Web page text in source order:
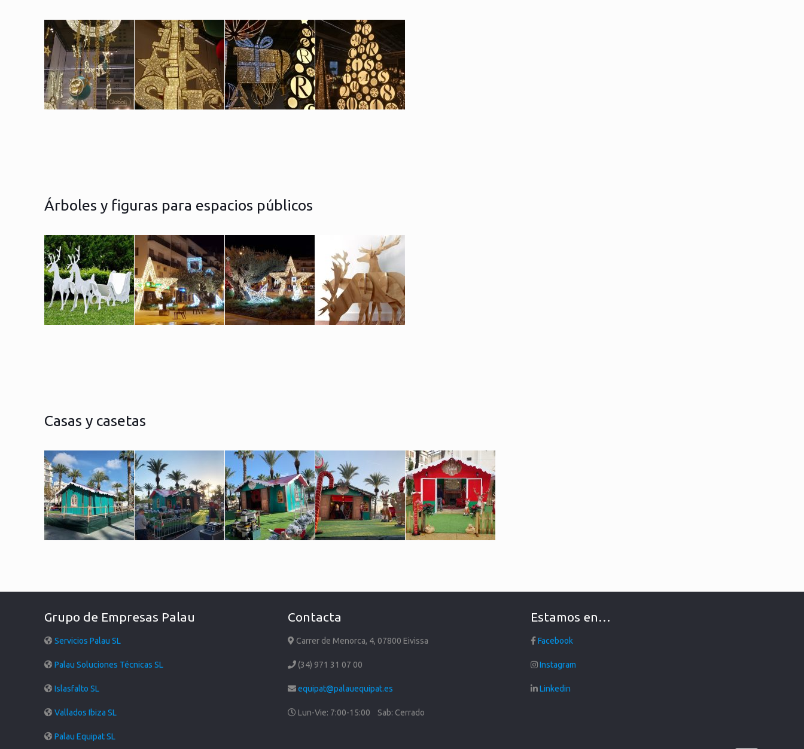
Árboles y figuras para espacios públicos
Casas y casetas
Grupo de Empresas Palau
Servicios Palau SL
Palau Soluciones Técnicas SL
Islasfalto SL
Vallados Ibiza SL
Palau Equipat SL
Contacta
Carrer de Menorca, 4, 07800 Eivissa
(34) 971 31 07 00
equipat@palauequipat.es
Lun-Vie: 7:00-15:00 Sab: Cerrado
Estamos en…
Facebook
Instagram
Linkedin